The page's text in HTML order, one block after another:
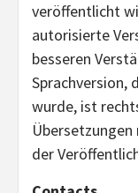
veröffentlicht
autorisierte
besseren
Sprachversion,
wurde, ist
der